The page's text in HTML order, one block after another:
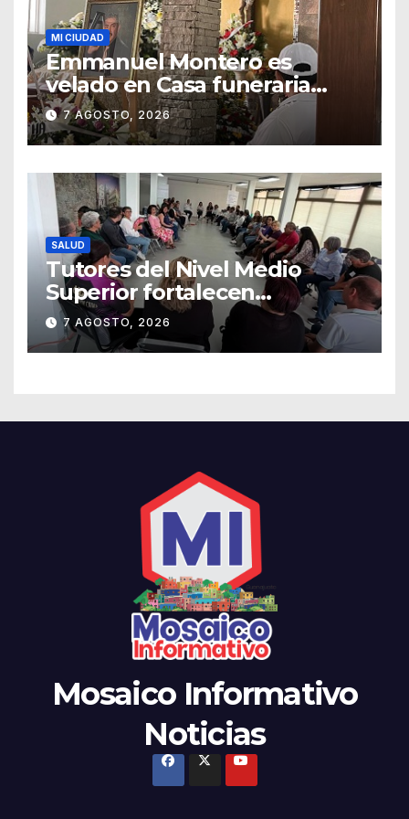
MI CIUDAD
Emmanuel Montero es
velado en Casa funeraria
Forasté
7 AGOSTO, 2026
SALUD
Tutores del Nivel Medio
Superior fortalecen
estrategias para la
prevención de la violencia en
el noviazgo
7 AGOSTO, 2026
Mosaico Informativo
Noticias